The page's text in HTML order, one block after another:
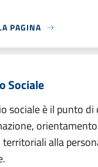
PAGINA
Sociale
sociale è il punto
orientamento
alla